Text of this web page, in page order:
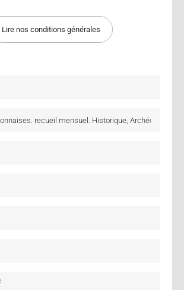
Lire nos conditions générales